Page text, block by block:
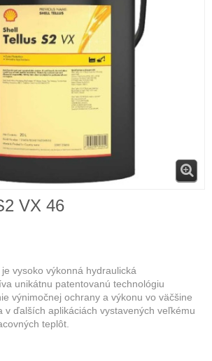
VX 46
vysoko výkonná hydraulická
unikátnu patentovanú technológiu
výnimočnej ochrany a výkonu vo väčšine
v ďalších aplikáciách vystavených veľkému
teplôt.